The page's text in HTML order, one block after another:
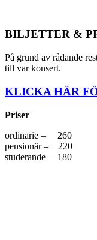
BILJETTER &
På grund av rådande
till var konsert.
KLICKA HÄR
Priser
ordinarie – 260
pensionär – 220
studerande – 180